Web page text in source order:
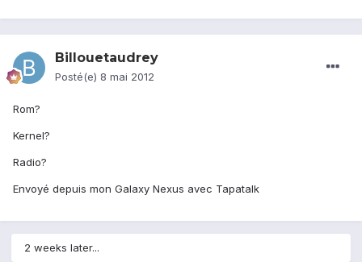
Billouetaudrey
Posté(e) 8 mai 2012
Rom?
Kernel?
Radio?
Envoyé depuis mon Galaxy Nexus avec Tapatalk
2 weeks later...